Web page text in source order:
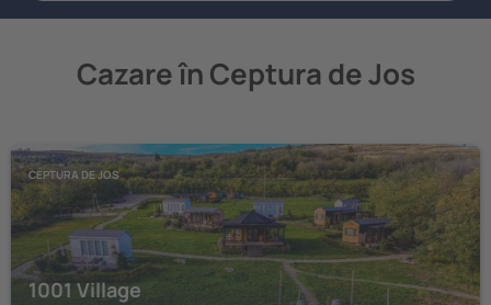
Cazare în Ceptura de Jos
CEPTURA DE JOS
1001 Village